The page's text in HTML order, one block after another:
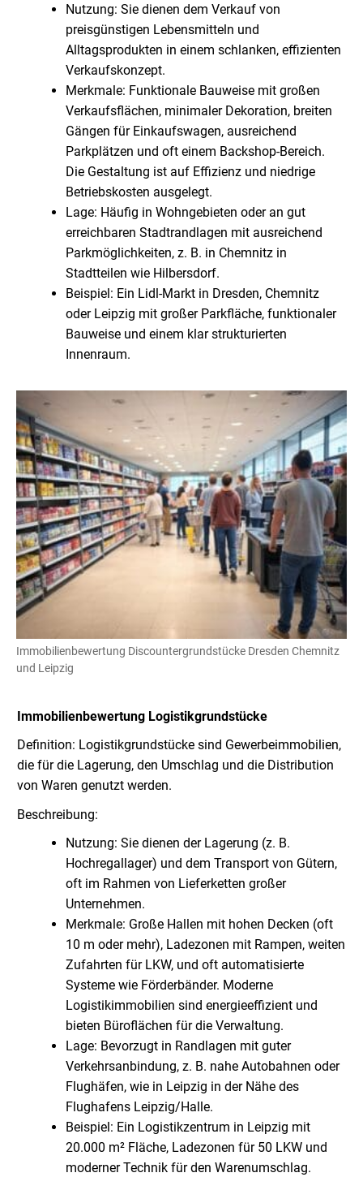
Nutzung: Sie dienen dem Verkauf von
preisgünstigen Lebensmitteln und
Alltagsprodukten in einem schlanken, effizienten
Verkaufskonzept.
Merkmale: Funktionale Bauweise mit großen
Verkaufsflächen, minimaler Dekoration, breiten
Gängen für Einkaufswagen, ausreichend
Parkplätzen und oft einem Backshop-Bereich.
Die Gestaltung ist auf Effizienz und niedrige
Betriebskosten ausgelegt.
Lage: Häufig in Wohngebieten oder an gut
erreichbaren Stadtrandlagen mit ausreichend
Parkmöglichkeiten, z. B. in Chemnitz in
Stadtteilen wie Hilbersdorf.
Beispiel: Ein Lidl-Markt in Dresden, Chemnitz
oder Leipzig mit großer Parkfläche, funktionaler
Bauweise und einem klar strukturierten
Innenraum.
Immobilienbewertung Discountergrundstücke Dresden Chemnitz
und Leipzig
Immobilienbewertung Logistikgrundstücke
Definition: Logistikgrundstücke sind Gewerbeimmobilien,
die für die Lagerung, den Umschlag und die Distribution
von Waren genutzt werden.
Beschreibung:
Nutzung: Sie dienen der Lagerung (z. B.
Hochregallager) und dem Transport von Gütern,
oft im Rahmen von Lieferketten großer
Unternehmen.
Merkmale: Große Hallen mit hohen Decken (oft
10 m oder mehr), Ladezonen mit Rampen, weiten
Zufahrten für LKW, und oft automatisierte
Systeme wie Förderbänder. Moderne
Logistikimmobilien sind energieeffizient und
bieten Büroflächen für die Verwaltung.
Lage: Bevorzugt in Randlagen mit guter
Verkehrsanbindung, z. B. nahe Autobahnen oder
Flughäfen, wie in Leipzig in der Nähe des
Flughafens Leipzig/Halle.
Beispiel: Ein Logistikzentrum in Leipzig mit
20.000 m² Fläche, Ladezonen für 50 LKW und
moderner Technik für den Warenumschlag.